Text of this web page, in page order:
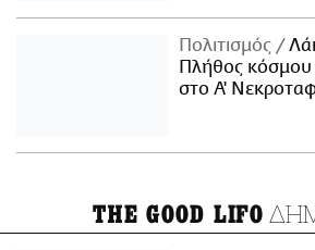
Πολιτισμός
Πλήθος κόσμου
στο Α'
THE GOOD LIFO